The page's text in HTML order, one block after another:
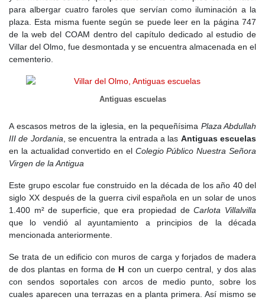
para albergar cuatro faroles que servían como iluminación a la
plaza. Esta misma fuente según se puede leer en la página 747
de la web del COAM dentro del capítulo dedicado al estudio de
Villar del Olmo, fue desmontada y se encuentra almacenada en el
cementerio.
Antiguas escuelas
A escasos metros de la iglesia, en la pequeñísima Plaza Abdullah
III de Jordania, se encuentra la entrada a las Antiguas escuelas
en la actualidad convertido en el Colegio Público Nuestra Señora
Virgen de la Antigua
Este grupo escolar fue construido en la década de los año 40 del
siglo XX después de la guerra civil española en un solar de unos
1.400 m² de superficie, que era propiedad deCarlota Villalvilla
que lo vendió al ayuntamiento a principios de la década
mencionada anteriormente.
Se trata de un edificio con muros de carga y forjados de madera
de dos plantas en forma de H con un cuerpo central, y dos alas
con sendos soportales con arcos de medio punto, sobre los
cuales aparecen una terrazas en a planta primera. Así mismo se